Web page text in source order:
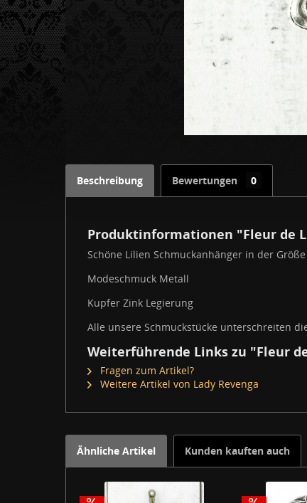
Beschreibung Bewertungen 0
Produktinformationen "Fleur de
Schöne Lilien Schmuckanhänger in der
Modeschmuck Metall
Kupfer Zink Legierung
Alle unsere Schmuckstücke unterschreiten
Weiterführende Links zu "Fleur
Fragen zum Artikel?
Weitere Artikel von Lady Revenga
Ähnliche Artikel Kunden kauften auch